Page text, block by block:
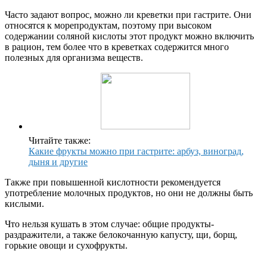
Часто задают вопрос, можно ли креветки при гастрите. Они
относятся к морепродуктам, поэтому при высоком
содержании соляной кислоты этот продукт можно включить
в рацион, тем более что в креветках содержится много
полезных для организма веществ.
Читайте также:
Какие фрукты можно при гастрите: арбуз, виноград,
дыня и другие
Также при повышенной кислотности рекомендуется
употребление молочных продуктов, но они не должны быть
кислыми.
Что нельзя кушать в этом случае: общие продукты-
раздражители, а также белокочанную капусту, щи, борщ,
горькие овощи и сухофрукты.